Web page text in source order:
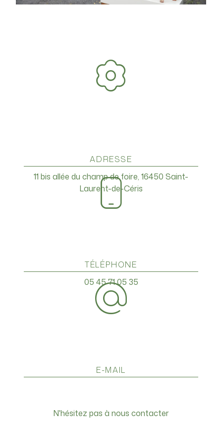
ADRESSE
11 bis allée du champ de foire, 16450 Saint-
Laurent-de-Céris
TÉLÉPHONE
05 45 71 05 35
E-MAIL
N'hésitez pas à nous contacter